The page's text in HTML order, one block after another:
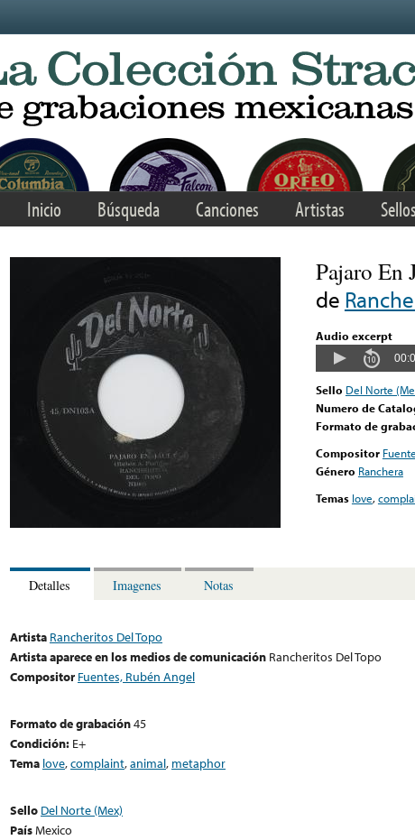
Inicio Búsqueda Canciones Artistas Sellos
Pajaro En
de
Audio excerpt
Sello Del Norte
Numero de
Formato de
Compositor
Género Ranchera
Temas love,
Detalles Imagenes Notas
Artista Rancheritos Del Topo
Artista aparece en los medios de comunicación Rancheritos Del Topo
Compositor Fuentes, Rubén Angel
Formato de grabación45
Condición: E+
Tema love,complaint,animal, metaphor
Sello Del Norte (Mex)
PaísMexico